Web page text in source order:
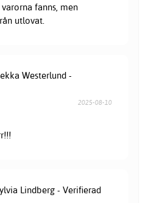
fanns, men
utlovat.
Westerlund -
2025-08-10
Lindberg - Verifierad